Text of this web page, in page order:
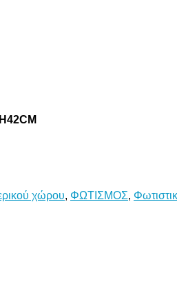
χώρου, ΦΩΤΙΣΜΟΣ,